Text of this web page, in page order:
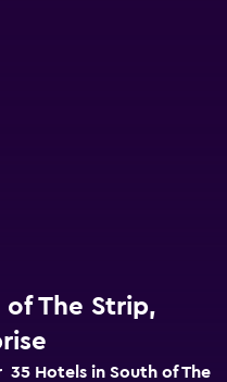
of The Strip,
Hotels in South of The